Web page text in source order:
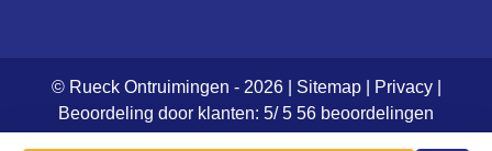
© Rueck Ontruimingen - 2026 | Sitemap| Privacy|
Beoordeling door klanten: 5/5 56 beoordelingen